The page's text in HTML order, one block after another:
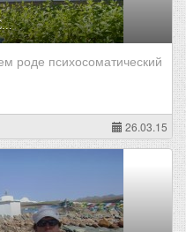
роде психосоматический
26.03.15